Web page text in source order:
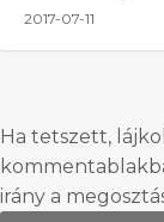
2017-07-11
Ha tetszett,
irány a